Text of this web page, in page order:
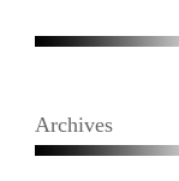
Archives